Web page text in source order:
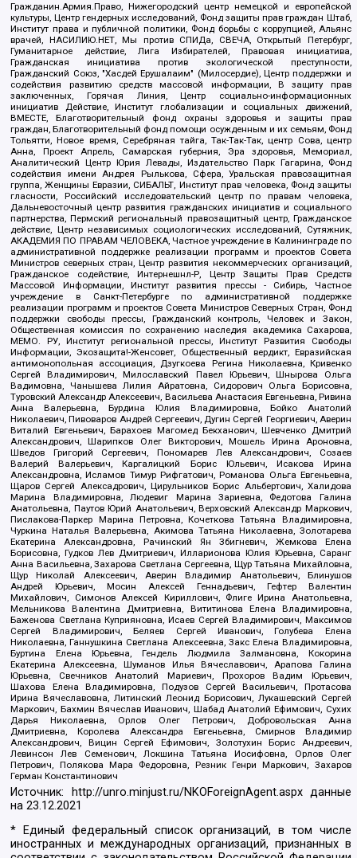
Гражданин.Армия.Право, Нижегородский центр немецкой и европейской
культуры, Центр гендерных исследований, Фонд защиты прав граждан Штаб,
Институт права и публичной политики, Фонд борьбы с коррупцией, Альянс
врачей, НАСИЛИЮ.НЕТ, Мы против СПИДа, СВЕЧА, Открытый Петербург,
Гуманитарное действие, Лига Избирателей, Правовая инициатива,
Гражданская инициатива против экологической преступности,
Гражданский Союз, "Хасдей Ерушалаим" (Милосердие), Центр поддержки и
содействия развитию средств массовой информации, В защиту прав
заключенных, Горячая Линия, Центр социально-информационных
инициатив Действие, Институт глобализации и социальных движений,
ВМЕСТЕ, Благотворительный фонд охраны здоровья и защиты прав
граждан, Благотворительный фонд помощи осужденным и их семьям, Фонд
Тольятти, Новое время, Серебряная тайга, Так-Так-Так, центр Сова, центр
Анна, Проект Апрель, Самарская губерния, Эра здоровья, Мемориал,
Аналитический Центр Юрия Левады, Издательство Парк Гагарина, Фонд
содействия имени Андрея Рылькова, Сфера, Уральская правозащитная
группа, Женщины Евразии, СИБАЛЬТ, Институт прав человека, Фонд защиты
гласности, Российский исследовательский центр по правам человека,
Дальневосточный центр развития гражданских инициатив и социального
партнерства, Пермский региональный правозащитный центр, Гражданское
действие, Центр независимых социологических исследований, Сутяжник,
АКАДЕМИЯ ПО ПРАВАМ ЧЕЛОВЕКА, Частное учреждение в Калининграде по
административной поддержке реализации программ и проектов Совета
Министров северных стран, Центр развития некоммерческих организаций,
Гражданское содействие, Интернешнл-Р, Центр Защиты Прав Средств
Массовой Информации, Институт развития прессы - Сибирь, Частное
учреждение в Санкт-Петербурге по административной поддержке
реализации программ и проектов Совета Министров Северных Стран, Фонд
поддержки свободы прессы, Гражданский контроль, Человек и Закон,
Общественная комиссия по сохранению наследия академика Сахарова,
МЕМО. РУ, Институт региональной прессы, Институт Развития Свободы
Информации, Экозащита!-Женсовет, Общественный вердикт, Евразийская
антимонопольная ассоциация, Дзугкоева Регина Николаевна, Кривенко
Сергей Владимирович, Милославский Павел Юрьевич, Шнырова Ольга
Вадимовна, Чанышева Лилия Айратовна, Сидорович Ольга Борисовна,
Туровский Александр Алексеевич, Васильева Анастасия Евгеньевна, Ривина
Анна Валерьевна, Бурдина Юлия Владимировна, Бойко Анатолий
Николаевич, Пивоваров Андрей Сергеевич, Дугин Сергей Георгиевич, Аверин
Виталий Евгеньевич, Барахоев Магомед Бекханович, Шевченко Дмитрий
Александрович, Шарипков Олег Викторович, Мошель Ирина Ароновна,
Шведов Григорий Сергеевич, Пономарев Лев Александрович, Созаев
Валерий Валерьевич, Каргалицкий Борис Юльевич, Исакова Ирина
Александровна, Исламов Тимур Рифгатович, Романова Ольга Евгеньевна,
Щаров Сергей Алексадрович, Цирульников Борис Альбертович, Халидова
Марина Владимировна, Людевиг Марина Зариевна, Федотова Галина
Анатольевна, Паутов Юрий Анатольевич, Верховский Александр Маркович,
Пислакова-Паркер Марина Петровна, Кочеткова Татьяна Владимировна,
Чуркина Наталья Валерьевна, Акимова Татьяна Николаевна, Золотарева
Екатерина Александровна, Рачинский Ян Збигневич, Жемкова Елена
Борисовна, Гудков Лев Дмитриевич, Илларионова Юлия Юрьевна, Саранг
Анна Васильевна, Захарова Светлана Сергеевна, Щур Татьяна Михайловна,
Щур Николай Алексеевич, Аверин Владимир Анатольевич, Блинушов
Андрей Юрьевич, Мосин Алексей Геннадьевич, Гефтер Валентин
Михайлович, Симонов Алексей Кириллович, Флиге Ирина Анатольевна,
Мельникова Валентина Дмитриевна, Вититинова Елена Владимировна,
Баженова Светлана Куприяновна, Исаев Сергей Владимирович, Максимов
Сергей Владимирович, Беляев Сергей Иванович, Голубева Елена
Николаевна, Ганнушкина Светлана Алексеевна, Закс Елена Владимировна,
Буртина Елена Юрьевна, Гендель Людмила Залмановна, Кокорина
Екатерина Алексеевна, Шуманов Илья Вячеславович, Арапова Галина
Юрьевна, Свечников Анатолий Мариевич, Прохоров Вадим Юрьевич,
Шахова Елена Владимировна, Подузов Сергей Васильевич, Протасова
Ирина Вячеславовна, Литинский Леонид Борисович, Лукашевский Сергей
Маркович, Бахмин Вячеслав Иванович, Шабад Анатолий Ефимович, Сухих
Дарья Николаевна, Орлов Олег Петрович, Добровольская Анна
Дмитриевна, Королева Александра Евгеньевна, Смирнов Владимир
Александрович, Вицин Сергей Ефимович, Золотухин Борис Андреевич,
Левинсон Лев Семенович, Локшина Татьяна Иосифовна, Орлов Олег
Петрович, Полякова Мара Федоровна, Резник Генри Маркович, Захаров
Герман Константинович
Источник: http://unro.minjust.ru/NKOForeignAgent.aspxданные
на23.12.2021
* Единый федеральный список организаций, в том числе
иностранных и международных организаций, признанных в